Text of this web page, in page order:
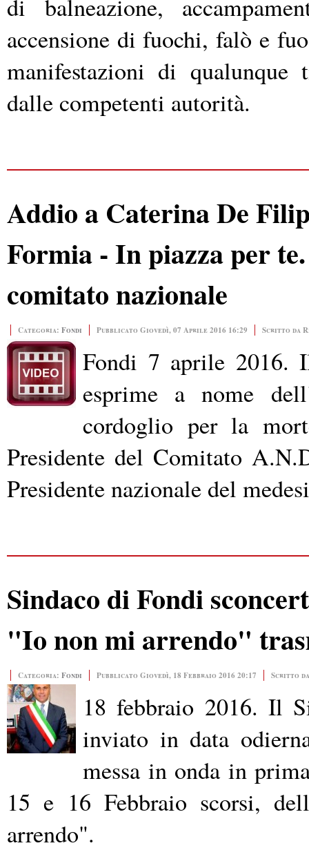
di balneazione,
accensione di fuochi, falò e
manifestazioni di qualunque
dalle competenti autorità.
Addio a Caterina De
Formia - In piazza per
comitato nazionale
Categoria: Fondi Pubblicato Giovedì, 07 Aprile 2016 16:29 Scritto da
Fondi 7 aprile 2016.
esprime a nome
cordoglio per la
Presidente del Comitato
Presidente nazionale del
Sindaco di Fondi
"Io non mi arrendo"
Categoria: Fondi Pubblicato Giovedì, 18 Febbraio 2016 20:17 Scritto
18 febbraio 2016. Il
inviato in data
messa in onda in
15 e 16 Febbraio scorsi,
arrendo".